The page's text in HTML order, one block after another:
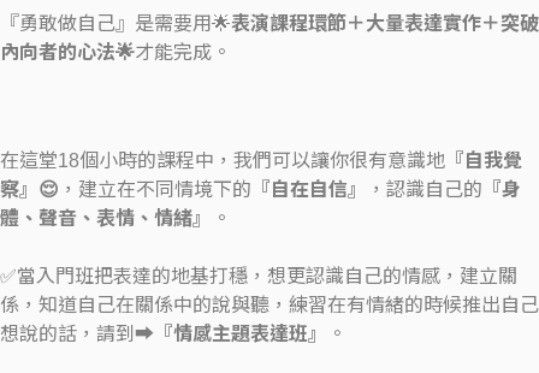
『勇敢做自己』是需要用🌟表演課程環節＋大量表達實作＋突破
內向者的心法🌟才能完成。
在這堂18個小時的課程中，我們可以讓你很有意識地 『自我覺
察』😌 ，建立在不同情境下的 『自在自信』 ，認識自己的 『身
體、聲音、表情、情緒』
。
✅當入門班把表達的地基打穩，想更認識自己的情感，建立關
係，知道自己在關係中的說與聽，練習在有情緒的時候推出自己
想說的話，請到➡️ 『情感主題表達班』 。